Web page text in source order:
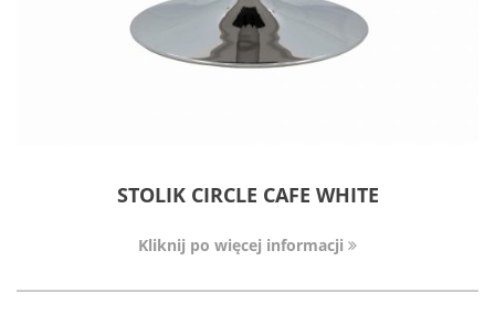
STOLIK CIRCLE CAFE WHITE
Kliknij po więcej informacji